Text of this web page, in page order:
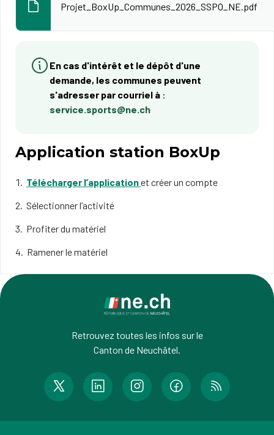
Projet_BoxUp_Communes_2026_SSPO_NE.pdf
En cas d'intérêt et le dépôt d'une
demande, les communes peuvent
s'adresser par courriel à :
service.sports@ne.ch
Application station BoxUp
Télécharger l’applicationet créer un compte
Sélectionner l’activité
Profiter du matériel
Ramener le matériel
Retrouvez toutes les infos sur le
Canton de Neuchâtel.